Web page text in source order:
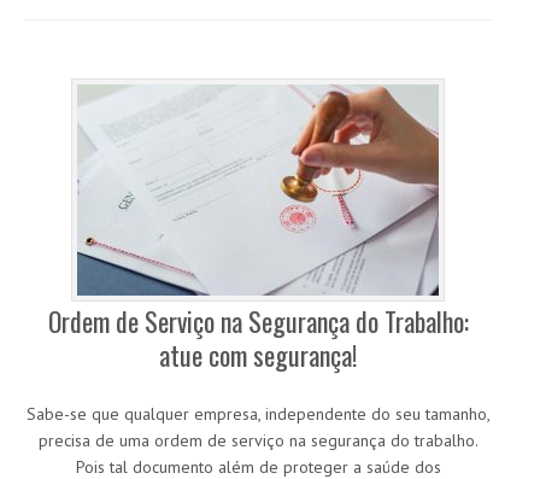
Ordem de Serviço na Segurança do Trabalho:
atue com segurança!
Sabe-se que qualquer empresa, independente do seu tamanho,
precisa de uma ordem de serviço na segurança do trabalho.
Pois tal documento além de proteger a saúde dos